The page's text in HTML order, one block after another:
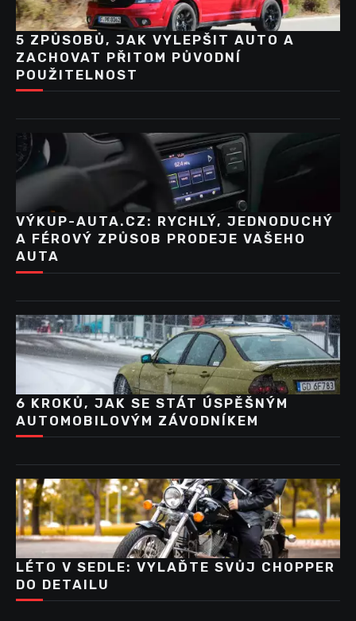
5 ZPŮSOBŮ, JAK VYLEPŠIT AUTO A
ZACHOVAT PŘITOM PŮVODNÍ
POUŽITELNOST
VÝKUP-AUTA.CZ: RYCHLÝ, JEDNODUCHÝ
A FÉROVÝ ZPŮSOB PRODEJE VAŠEHO
AUTA
6 KROKŮ, JAK SE STÁT ÚSPĚŠNÝM
AUTOMOBILOVÝM ZÁVODNÍKEM
LÉTO V SEDLE: VYLAĎTE SVŮJ CHOPPER
DO DETAILU